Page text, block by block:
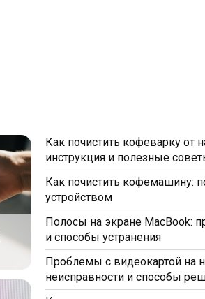
Как почистить кофеварку от
инструкция и полезные
Как почистить кофемашину:
устройством
Полосы на экране MacBook:
и способы устранения
Проблемы с видеокартой на
неисправности и способы